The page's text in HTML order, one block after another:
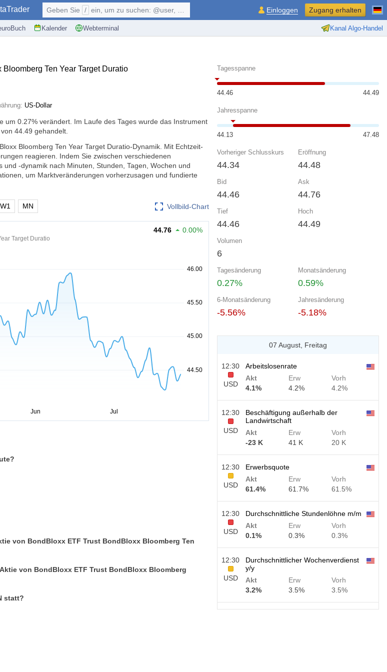
Kalender Webterminal Kanal Algo-Handel
Geben Sie / ein, um zu suchen: @user, $symbol, ... Einloggen Zugang erhalten
Ten Year Target Duratio
US-Dollar
um 0.27% verändert. Im Laufe des Tages wurde das Instrument
44.49 gehandelt.
Bloomberg Ten Year Target Duratio-Dynamik. Mit Echtzeit-
reagieren. Indem Sie zwischen verschiedenen
-dynamik nach Minuten, Stunden, Tagen, Wochen und
um Marktveränderungen vorherzusagen und fundierte
Vollbild-Chart
W1 MN
Target Duratio
44.76 0.00%
von BondBloxx ETF Trust BondBloxx Bloomberg Ten
von BondBloxx ETF Trust BondBloxx Bloomberg
statt?
Tagesspanne
44.46 44.49
Jahresspanne
44.13 47.48
Vorheriger Schlusskurs
44.34
Eröffnung
44.48
Bid
44.46
Ask
44.76
Tief
44.46
Hoch
44.49
Volumen
6
Tagesänderung
0.27%
Monatsänderung
0.59%
6-Monatsänderung
-5.56%
Jahresänderung
-5.18%
07 August, Freitag
12:30
USD
Arbeitslosenrate
Akt
4.1%
Erw
4.2%
Vorh
4.2%
12:30
USD
Beschäftigung außerhalb der
Landwirtschaft
Akt
-23 K
Erw
41 K
Vorh
20 K
12:30
USD
Erwerbsquote
Akt
61.4%
Erw
61.7%
Vorh
61.5%
12:30
USD
Durchschnittliche Stundenlöhne m/m
Akt
0.1%
Erw
0.3%
Vorh
0.3%
12:30
USD
Durchschnittlicher Wochenverdienst
y/y
Akt
3.2%
Erw
3.5%
Vorh
3.5%